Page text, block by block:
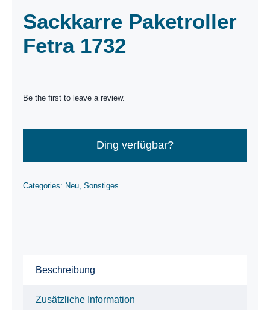
Sackkarre Paketroller
Fetra 1732
Be the first to leave a review.
Ding verfügbar?
Categories: Neu, Sonstiges
Beschreibung
Zusätzliche Information